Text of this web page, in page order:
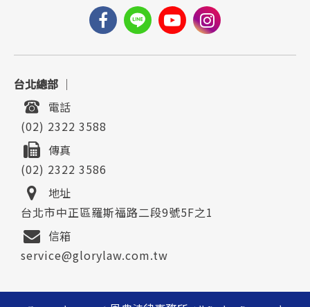
台北總部 ｜
地址
台北市中正區羅斯福路二段9號5F之1
電話
(02) 2322 3588
傳真
(02) 2322 3586
信箱
service@glorylaw.com.tw